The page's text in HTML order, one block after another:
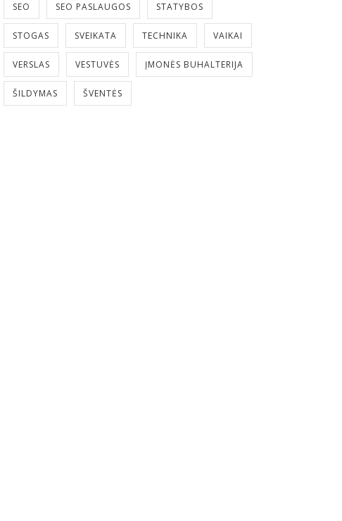
SEO SEO PASLAUGOS STATYBOS
STOGAS SVEIKATA TECHNIKA VAIKAI
VERSLAS VESTUVĖS ĮMONĖS BUHALTERIJA
ŠILDYMAS ŠVENTĖS